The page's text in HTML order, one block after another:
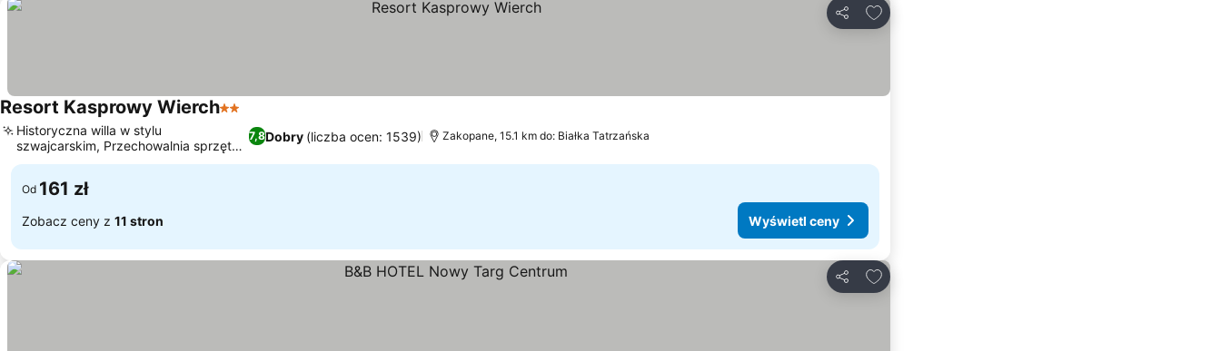
Udostępnij
Dodaj do ulubionych
Resort Kasprowy Wierch2 Kategoria
7,8Dobry (liczba ocen: 1539)
Historyczna willa w stylu
szwajcarskim, Przechowalnia sprzętu
narciarskiego
Zakopane, 15.1 km do: Białka Tatrzańska
Od 161 zł
Zobacz ceny z 11 stron Wyświetl ceny
Udostępnij
Dodaj do ulubionych